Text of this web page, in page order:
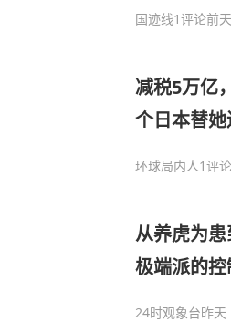
国迹线1评论前天
减税5万亿
个日本替她
环球局内人1评论
从养虎为
极端派的控
24时观象台昨天